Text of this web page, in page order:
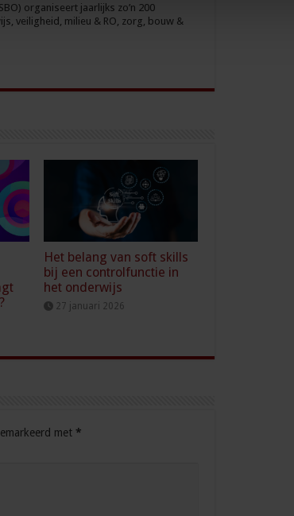
organiseert jaarlijks zo’n 200
veiligheid, milieu & RO, zorg, bouw &
Het belang van soft skills
bij een controlfunctie in
het onderwijs
27 januari 2026
met *